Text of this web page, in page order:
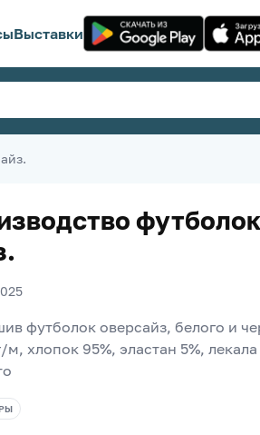
Выставки
футболок
футболок оверсайз, белого и
м, хлопок 95%, эластан 5%,